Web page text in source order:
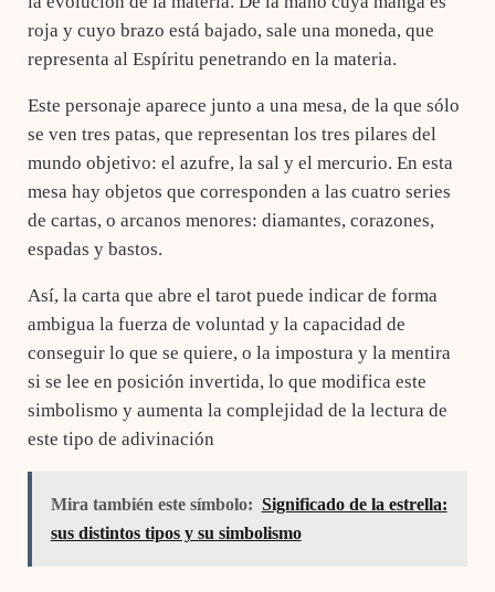
roja y cuyo brazo está bajado, sale una moneda, que
representa al Espíritu penetrando en la materia.
Este personaje aparece junto a una mesa, de la que sólo
se ven tres patas, que representan los tres pilares del
mundo objetivo: el azufre, la sal y el mercurio. En esta
mesa hay objetos que corresponden a las cuatro series
de cartas, o arcanos menores: diamantes, corazones,
espadas y bastos.
Así, la carta que abre el tarot puede indicar de forma
ambigua la fuerza de voluntad y la capacidad de
conseguir lo que se quiere, o la impostura y la mentira
si se lee en posición invertida, lo que modifica este
simbolismo y aumenta la complejidad de la lectura de
este tipo de adivinación
Mira también este símbolo: Significado de la estrella:
sus distintos tipos y su simbolismo